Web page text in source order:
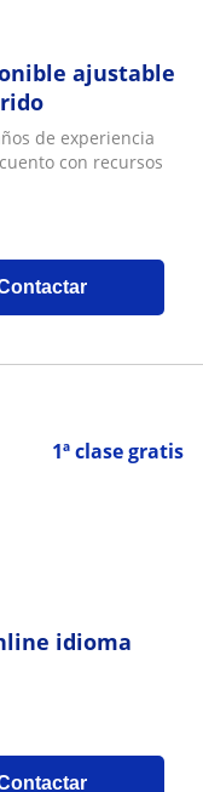
ajustable
de experiencia
con recursos
1ª clase gratis
idioma